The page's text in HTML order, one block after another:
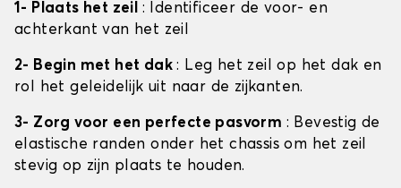
1- Plaats het zeil : Identificeer de voor- en
achterkant van het zeil
2- Begin met het dak: Leg het zeil op het dak en
rol het geleidelijk uit naar de zijkanten.
3- Zorg voor een perfecte pasvorm : Bevestig de
elastische randen onder het chassis om het zeil
stevig op zijn plaats te houden.